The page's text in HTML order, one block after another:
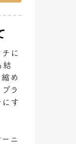
チに
結
め
ラ
にす
ニ